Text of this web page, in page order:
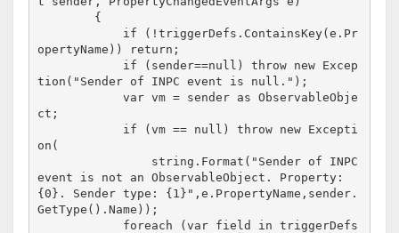
opertyName)) return;
tion("Sender of INPC event is null.");
            var vm = sender as ObservableObje
ct;
on(
event is not an ObservableObject. Property:
{0}. Sender type: {1}",e.PropertyName,sender.
GetType().Name));